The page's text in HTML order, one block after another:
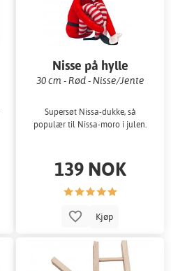
Nisse på hylle
30 cm - Rød - Nisse/Jente
Supersøt Nissa-dukke, så
populær til Nissa-moro i julen.
139 NOK
Kjøp